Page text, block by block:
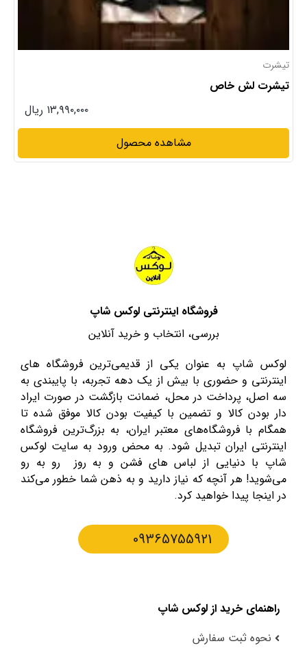
تیشرت های پرداخت درب منزل
تیشرت خاص
۱۳,۹۹۰,۰۰۰ ریال
مشاهده محصول
فروشگاه اینترنتی لوکس شاپ
بررسی، انتخاب و خرید آنلاین
لوکس شاپ به عنوان یکی از قدیمی‌ترین فروشگاه های
اینترنتی و حضوری با بیش از یک دهه تجربه، با پایبندی به
سه اصل، پرداخت در محل، ضمانت بازگشت در صورت ایراد
دار بودن کالا و تضمین با کیفیت بودن کالا موفق شده تا
همگام با فروشگاه‌های معتبر ایران، به بزرگ‌ترین فروشگاه
اینترنتی ایران تبدیل شود. به محض ورود به سایت لوکس
شاپ با دنیایی از لباس های فشن و به روز رو به رو
می‌شوید! هر آنچه که نیاز دارید و به ذهن شما خطور می‌کند
در اینجا پیدا خواهید کرد.
09365755921
راهنمای خرید از لوکس شاپ
نحوه ثبت سفارش